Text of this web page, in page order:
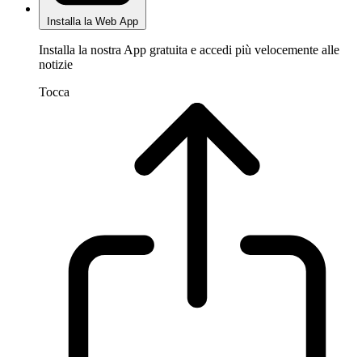
Installa la Web App
Installa la nostra App gratuita e accedi più velocemente alle
notizie
Tocca